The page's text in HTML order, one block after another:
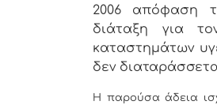
2006 απόφαση
διάταξη για
καταστημάτων
δεν
Η παρούσα άδεια